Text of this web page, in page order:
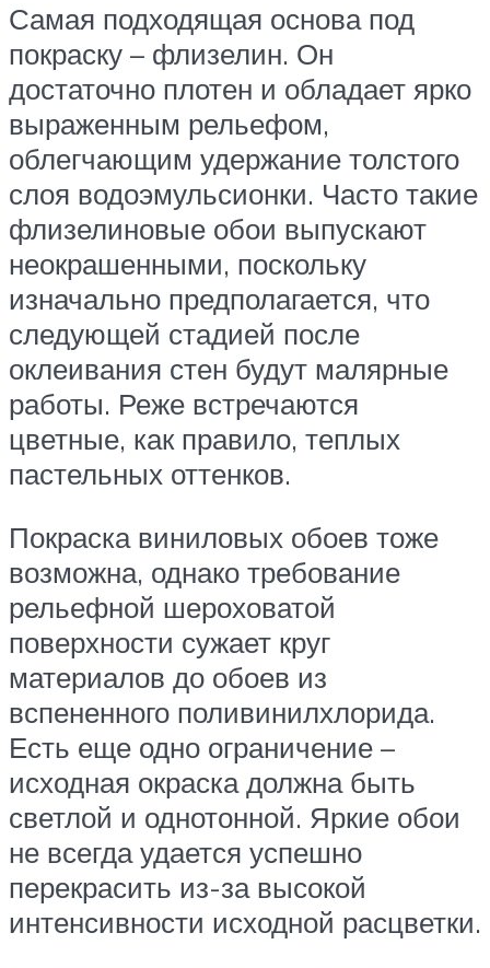
Самая подходящая основа под
покраску – флизелин. Он
достаточно плотен и обладает ярко
выраженным рельефом,
облегчающим удержание толстого
слоя водоэмульсионки. Часто такие
флизелиновые обои выпускают
неокрашенными, поскольку
изначально предполагается, что
следующей стадией после
оклеивания стен будут малярные
работы. Реже встречаются
цветные, как правило, теплых
пастельных оттенков.
Покраска виниловых обоев тоже
возможна, однако требование
рельефной шероховатой
поверхности сужает круг
материалов до обоев из
вспененного поливинилхлорида.
Есть еще одно ограничение –
исходная окраска должна быть
светлой и однотонной. Яркие обои
не всегда удается успешно
перекрасить из-за высокой
интенсивности исходной расцветки.